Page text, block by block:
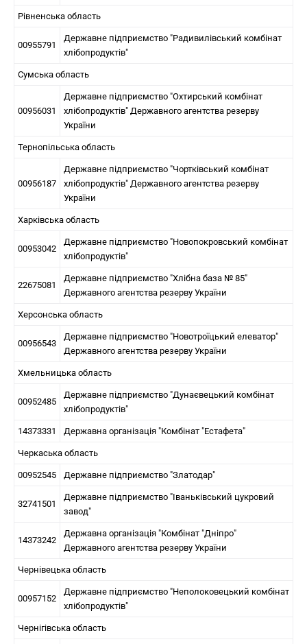
Рівненська область
00955791
Державне підприємство "Радивилівський комбінат
хлібопродуктів"
Сумська область
00956031
Державне підприємство "Охтирський комбінат
хлібопродуктів" Державного агентства резерву
України
Тернопільська область
00956187
Державне підприємство "Чортківський комбінат
хлібопродуктів" Державного агентства резерву
України
Харківська область
00953042
Державне підприємство "Новопокровський комбінат
хлібопродуктів"
22675081
Державне підприємство "Хлібна база № 85"
Державного агентства резерву України
Херсонська область
00956543
Державне підприємство "Новотроїцький елеватор"
Державного агентства резерву України
Хмельницька область
00952485
Державне підприємство "Дунаєвецький комбінат
хлібопродуктів"
14373331 Державна організація "Комбінат "Естафета"
Черкаська область
00952545 Державне підприємство "Златодар"
32741501
Державне підприємство "Іваньківський цукровий
завод"
14373242
Державна організація "Комбінат "Дніпро"
Державного агентства резерву України
Чернівецька область
00957152
Державне підприємство "Неполоковецький комбінат
хлібопродуктів"
Чернігівська область